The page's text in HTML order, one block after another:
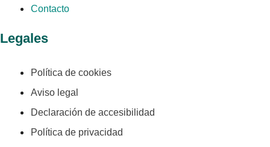
Contacto
Legales
Política de cookies
Aviso legal
Declaración de accesibilidad
Política de privacidad